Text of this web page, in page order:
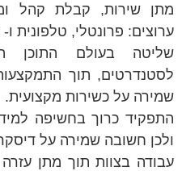
מתן שירות, קבלת קהל
ערוצים: פרונטלי, טלפונית ו- Back office.
שליטה בעולם התוכן
לסטנדרטים, תוך
שמירה על כשירות מקצועית.
התפקיד כרוך בחשיפה
ולכן חשובה שמירה על
עבודה בצוות תוך מתן עזרה